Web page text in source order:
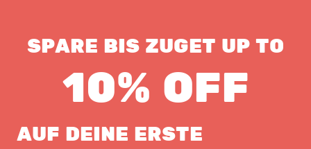
SPARE BIS ZUGET UP TO
10% OFF
AUF DEINE ERSTE